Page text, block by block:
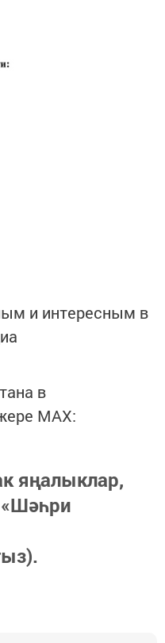
и интересным в
в
MАХ:
яңалыклар,